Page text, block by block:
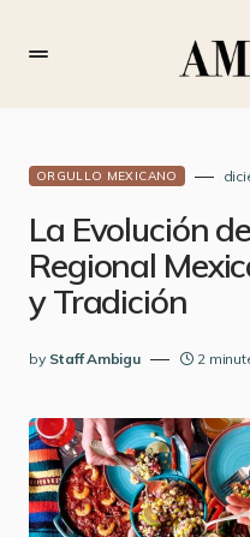
ORGULLO MEXICANO
La Evolución
Regional
y Tradición
by Staff Ambigu 2